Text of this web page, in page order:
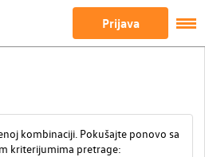
Prijava
kombinaciji. Pokušajte ponovo sa
kriterijumima pretrage: